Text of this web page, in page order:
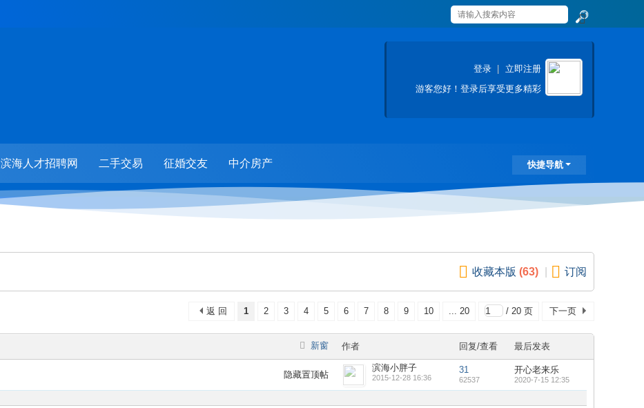
索
登录
立即注册
游客您好！登录后享受更多精彩
快捷导航
滨海人才招聘网 二手交易 征婚交友 中介房产
收藏本版 (63) 订阅
1 2 3 4 5 6 7 8 9 10 ... 20 / 20 页 下一页
返 回
新窗 作者 回复/查看 最后发表
隐藏置顶帖
滨海小胖子
2015-12-28 16:36
31
62537
开心老来乐
2020-7-15 12:35